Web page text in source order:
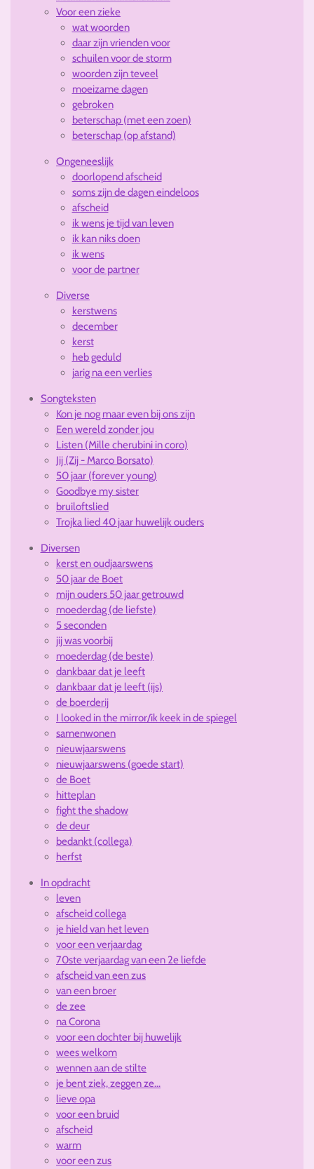
Voor een zieke
wat woorden
daar zijn vrienden voor
schuilen voor de storm
woorden zijn teveel
moeizame dagen
gebroken
beterschap (met een zoen)
beterschap (op afstand)
Ongeneeslijk
doorlopend afscheid
soms zijn de dagen eindeloos
afscheid
ik wens je tijd van leven
ik kan niks doen
ik wens
voor de partner
Diverse
kerstwens
december
kerst
heb geduld
jarig na een verlies
Songteksten
Kon je nog maar even bij ons zijn
Een wereld zonder jou
Listen (Mille cherubini in coro)
Jij (Zij - Marco Borsato)
50 jaar (forever young)
Goodbye my sister
bruiloftslied
Trojka lied 40 jaar huwelijk ouders
Diversen
kerst en oudjaarswens
50 jaar de Boet
mijn ouders 50 jaar getrouwd
moederdag (de liefste)
5 seconden
jij was voorbij
moederdag (de beste)
dankbaar dat je leeft
dankbaar dat je leeft (ijs)
de boerderij
I looked in the mirror/ik keek in de spiegel
samenwonen
nieuwjaarswens
nieuwjaarswens (goede start)
de Boet
hitteplan
fight the shadow
de deur
bedankt (collega)
herfst
In opdracht
leven
afscheid collega
je hield van het leven
voor een verjaardag
70ste verjaardag van een 2e liefde
afscheid van een zus
van een broer
de zee
na Corona
voor een dochter bij huwelijk
wees welkom
wennen aan de stilte
je bent ziek, zeggen ze...
lieve opa
voor een bruid
afscheid
warm
voor een zus